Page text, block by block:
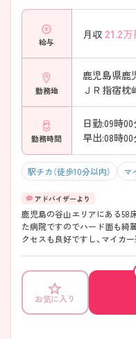
給与
月収 21.2万
勤務地
鹿児島県鹿
ＪＲ指宿枕
勤務時間
日勤:09時00
早出:08時00
駅チカ（徒歩10分以内） マ
鹿児島の谷山エリアにある58
た病院ですのでハード面も綺
クセスも良好ですし、マイカ
医療・介護を提供していらっ
護師までお問い合わせくださ
お気に入り